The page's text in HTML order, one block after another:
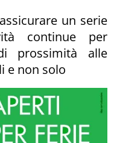
un serie
continue per
prossimità alle
e non solo